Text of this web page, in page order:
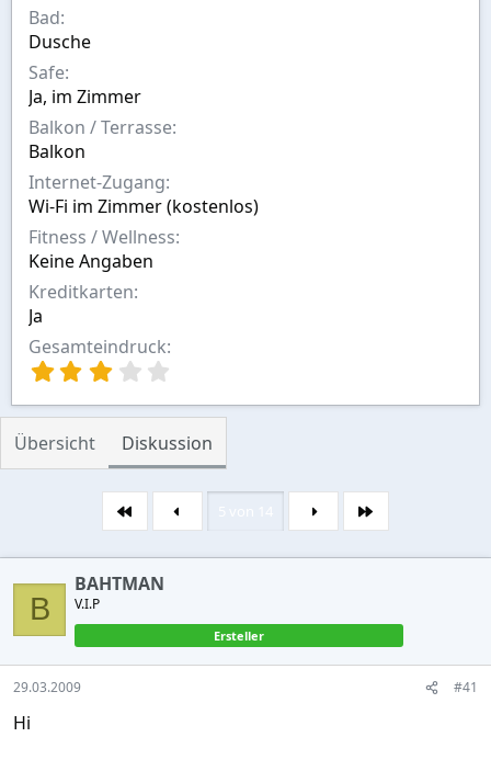
Bad
Dusche
Safe
Ja, im Zimmer
Balkon / Terrasse
Balkon
Internet-Zugang
Wi-Fi im Zimmer (kostenlos)
Fitness / Wellness
Keine Angaben
Kreditkarten
Ja
Gesamteindruck
0
0
S
t
e
r
n
(
Übersicht Diskussion
Erste Letzte
B
BAHTMAN
V.I.P
Ersteller
29.03.2009 #41
Hi